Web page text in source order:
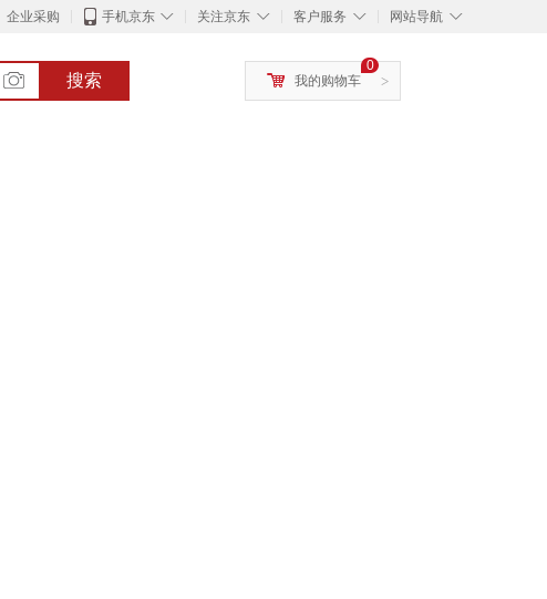
企业采购 ◇
手机京东 ◇
关注京东 ◇
客户服务 ◇
网站导航
搜索 >
0
我的购物车